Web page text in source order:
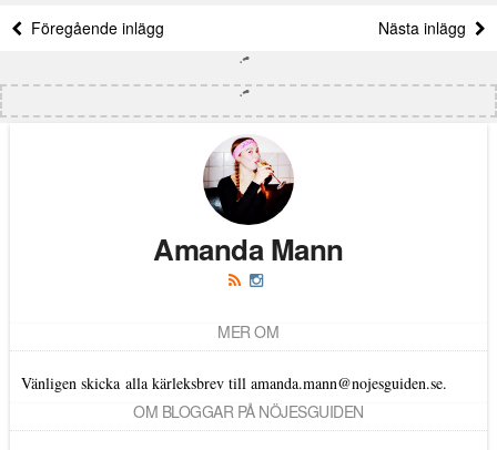
Föregående inlägg Nästa inlägg
Amanda Mann
MER OM
Vänligen skicka alla kärleksbrev till amanda.mann@nojesguiden.se.
OM BLOGGAR PÅ NÖJESGUIDEN